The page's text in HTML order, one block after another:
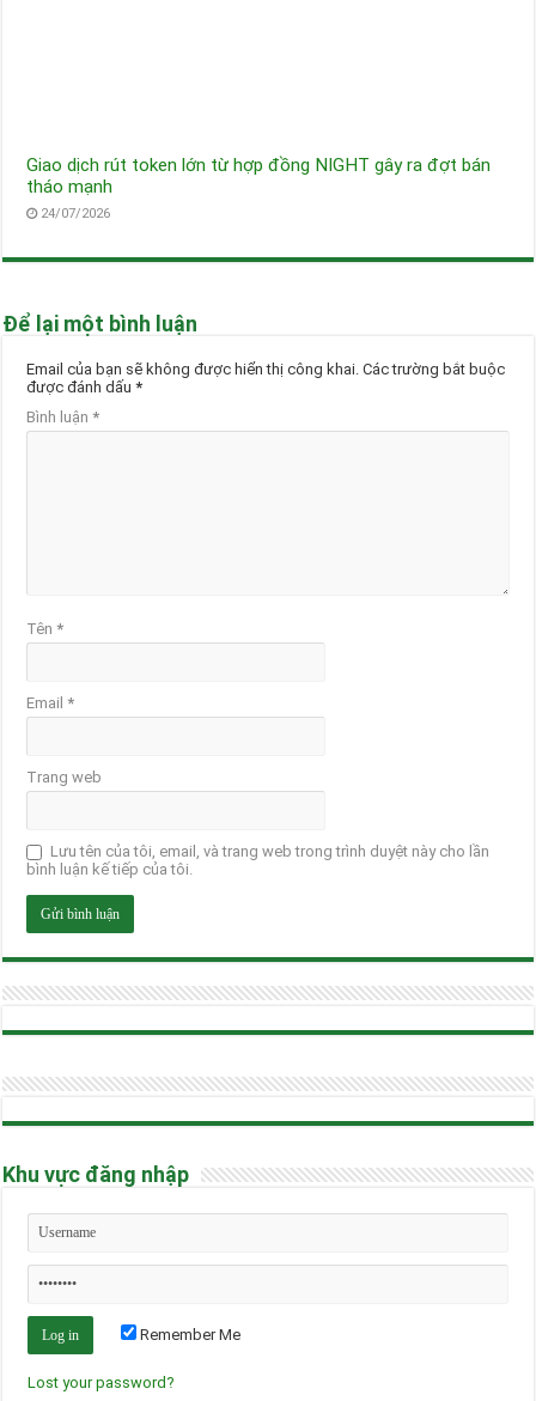
Giao dịch rút token lớn từ hợp đồng NIGHT gây ra đợt bán
tháo mạnh
24/07/2026
Để lại một bình luận
Email của bạn sẽ không được hiển thị công khai. Các trường bắt buộc
được đánh dấu*
Bình luận*
Tên*
Email*
Trang web
Lưu tên của tôi, email, và trang web trong trình duyệt này cho lần
bình luận kế tiếp của tôi.
Khu vực đăng nhập
Remember Me
Lost your password?